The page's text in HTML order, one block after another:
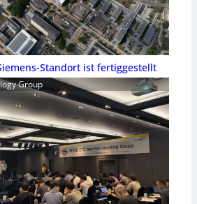
Standort ist fertiggestellt
Group